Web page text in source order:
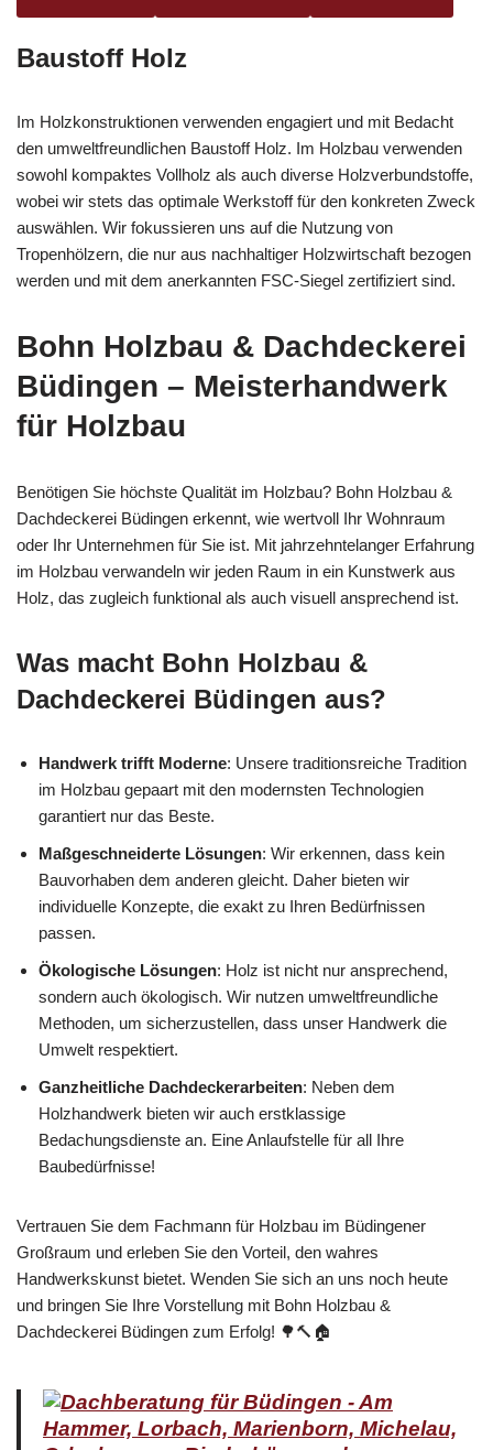
Baustoff Holz
Im Holzkonstruktionen verwenden engagiert und mit Bedacht
den umweltfreundlichen Baustoff Holz. Im Holzbau verwenden
sowohl kompaktes Vollholz als auch diverse Holzverbundstoffe,
wobei wir stets das optimale Werkstoff für den konkreten Zweck
auswählen. Wir fokussieren uns auf die Nutzung von
Tropenhölzern, die nur aus nachhaltiger Holzwirtschaft bezogen
werden und mit dem anerkannten FSC-Siegel zertifiziert sind.
Bohn Holzbau & Dachdeckerei
Büdingen – Meisterhandwerk
für Holzbau
Benötigen Sie höchste Qualität im Holzbau? Bohn Holzbau &
Dachdeckerei Büdingen erkennt, wie wertvoll Ihr Wohnraum
oder Ihr Unternehmen für Sie ist. Mit jahrzehntelanger Erfahrung
im Holzbau verwandeln wir jeden Raum in ein Kunstwerk aus
Holz, das zugleich funktional als auch visuell ansprechend ist.
Was macht Bohn Holzbau &
Dachdeckerei Büdingen aus?
Handwerk trifft Moderne: Unsere traditionsreiche Tradition
im Holzbau gepaart mit den modernsten Technologien
garantiert nur das Beste.
Maßgeschneiderte Lösungen: Wir erkennen, dass kein
Bauvorhaben dem anderen gleicht. Daher bieten wir
individuelle Konzepte, die exakt zu Ihren Bedürfnissen
passen.
Ökologische Lösungen: Holz ist nicht nur ansprechend,
sondern auch ökologisch. Wir nutzen umweltfreundliche
Methoden, um sicherzustellen, dass unser Handwerk die
Umwelt respektiert.
Ganzheitliche Dachdeckerarbeiten: Neben dem
Holzhandwerk bieten wir auch erstklassige
Bedachungsdienste an. Eine Anlaufstelle für all Ihre
Baubedürfnisse!
Vertrauen Sie dem Fachmann für Holzbau im Büdingener
Großraum und erleben Sie den Vorteil, den wahres
Handwerkskunst bietet. Wenden Sie sich an uns noch heute
und bringen Sie Ihre Vorstellung mit Bohn Holzbau &
Dachdeckerei Büdingen zum Erfolg! 🌳🔨🏠